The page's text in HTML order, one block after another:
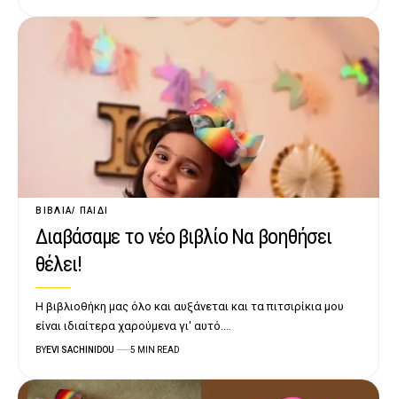
ΒΙΒΛΊΑ ΠΑΙΔΊ
Διαβάσαμε το νέο βιβλίο Να βοηθήσει
θέλει!
Η βιβλιοθήκη μας όλο και αυξάνεται και τα πιτσιρίκια μου
είναι ιδιαίτερα χαρούμενα γι' αυτό.…
BYEVI SACHINIDOU 5 MIN READ